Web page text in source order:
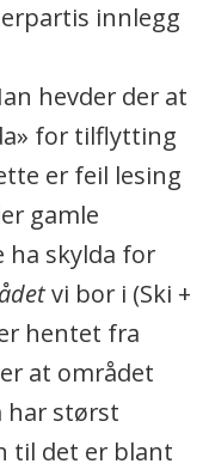
innlegg
hevder der at
for tilflytting
er feil lesing
gamle
ha skylda for
vi bor i (Ski +
hentet fra
at området
har størst
til det er blant